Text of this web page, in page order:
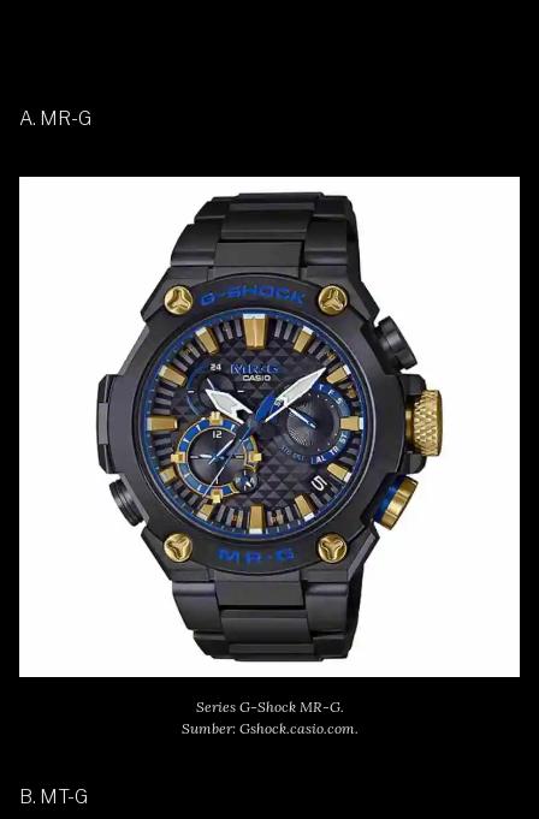
A. MR-G
Series G-Shock MR-G.
Sumber: Gshock.casio.com.
B. MT-G